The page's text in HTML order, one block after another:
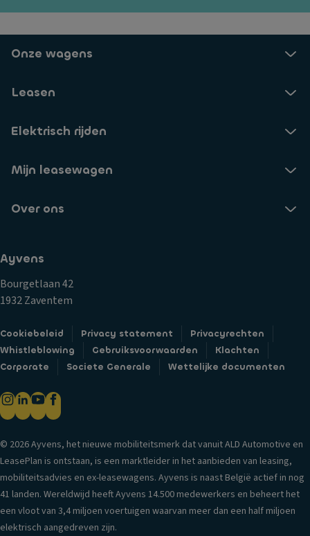
er
li
c
n
a
n
d
ic
h
t
e
n
tr
al
e
d
e
ur
v
er
g
re
V
e
n
ti
s
st
m
i
a
a
e
g
el
in
g
ui
t
e
n
s
pi
c
o
tr
e
er
si
in
r
m
a
e
U
it
st
in
k
o
e
ts
w
Onze wagens
Leasen
Elektrisch rijden
Mijn leasewagen
Over ons
Ayvens
Bourgetlaan 42
1932 Zaventem
Cookiebeleid Privacy statement
Privacyrechten
Whistleblowing
Gebruiksvoorwaarden
Klachten
Corporate
Societe Generale Wettelijke documenten
© 2026 Ayvens, het nieuwe mobiliteitsmerk dat vanuit ALD Automotive en
LeasePlan is ontstaan, is een marktleider in het aanbieden van leasing,
mobiliteitsadvies en ex-leasewagens. Ayvens is naast België actief in nog
41 landen. Wereldwijd heeft Ayvens 14.500 medewerkers en beheert het
een vloot van 3,4 miljoen voertuigen waarvan meer dan een half miljoen
elektrisch aangedreven zijn.